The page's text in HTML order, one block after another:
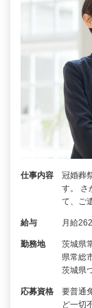
仕事内容
冠婚葬
す。 さ
て、ご
給与 月給
勤務地
茨城県
県常総
茨城県
応募資格
要普通
ど一切